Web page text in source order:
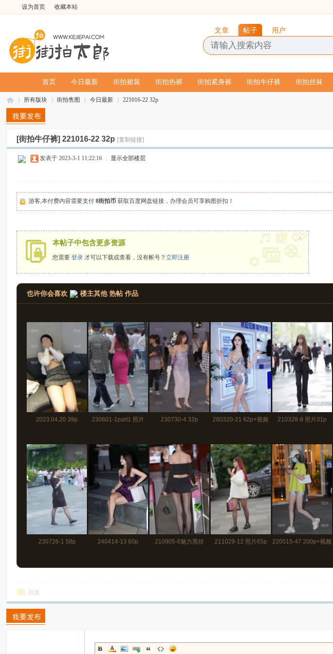
设为首页 收藏本站
文章 帖子 用户
首页 今日最新 街拍裙装 街拍热裤 街拍紧身裤 街拍牛仔裤 街拍丝袜
»
所有版块
›
街拍售图
›
今日最新
›
221016-22 32p
[街拍牛仔裤]221016-22 32p [复制链接]
发表于 2023-3-1 11:22:16 显示全部楼层
游客,本付费内容需要支付8街拍币 获取百度网盘链接，办理会员可享购图折扣！
本帖子中包含更多资源
您需要登录 才可以下载或查看，没有帐号？立即注册
x
也许你会喜欢 楼主其他 热帖 作品
2023.04.20 39p 230601-1part1 照片 230730-4 32p 260320-21 62p+视频 210328-8 照片31p
230726-1 58p 240414-13 60p 210905-6魅力黑丝 211029-12 照片65p 220515-47 200p+视频
回复